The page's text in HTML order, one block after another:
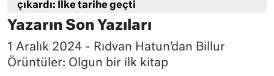
çıkardı: İlke tarihe geçti
Yazarın Son Yazıları
1 Aralık 2024 - Rıdvan Hatun’dan Billur
Örüntüler: Olgun bir ilk kitap